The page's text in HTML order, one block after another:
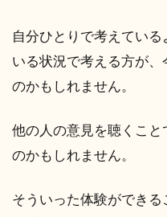
自分ひとりで考えてい
いる状況で考える方が
のかもしれません。
他の人の意見を聴くこ
のかもしれません。
そういった体験ができ